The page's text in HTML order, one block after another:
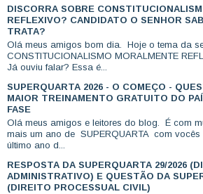
DISCORRA SOBRE
REFLEXIVO? CANDIDATO O SENHOR
TRATA?
Olá meus amigos bom dia. Hoje o tema da
CONSTITUCIONALISMO MORALMENTE
Já ouviu falar? Essa é...
SUPERQUARTA 2026 - O COMEÇO -
MAIOR TREINAMENTO GRATUITO DO
FASE
Olá meus amigos e leitores do blog. É com
mais um ano de SUPERQUARTA com vocês
último ano d...
RESPOSTA DA SUPERQUARTA 29/2026
ADMINISTRATIVO) E QUESTÃO DA
(DIREITO PROCESSUAL CIVIL)